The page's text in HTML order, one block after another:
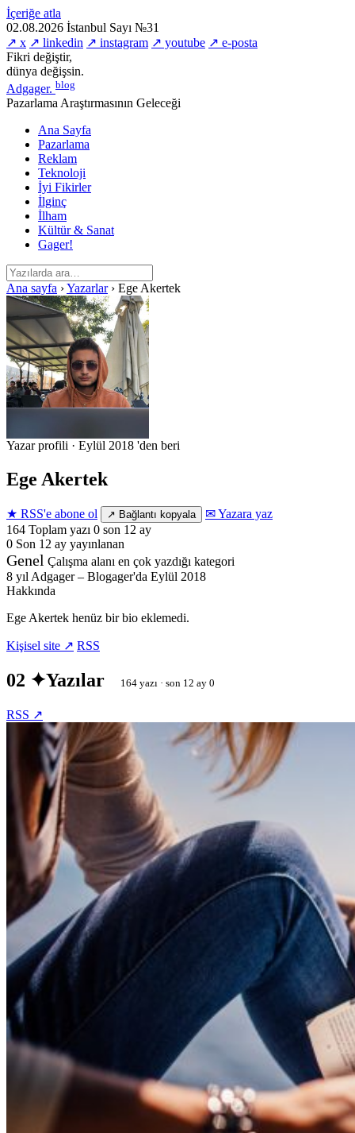
İçeriğe atla
02.08.2026 İstanbul Sayı №31
↗ x ↗ linkedin ↗ instagram ↗ youtube ↗ e-posta
Fikri değiştir,
dünya değişsin.
Adgager. blog
Pazarlama Araştırmasının Geleceği
Ana Sayfa
Pazarlama
Reklam
Teknoloji
İyi Fikirler
İlginç
İlham
Kültür & Sanat
Gager!
Ana sayfa ›Yazarlar › Ege Akertek
Yazar profili · Eylül 2018 'den beri
Ege Akertek
★ RSS'e abone ol ↗ Bağlantı kopyala
✉ Yazara yaz
164 Toplam yazı 0 son 12 ay
0 Son 12 ay yayınlanan
Genel Çalışma alanı en çok yazdığı kategori
8 yıl Adgager – Blogager'da Eylül 2018
Hakkında
Ege Akertek henüz bir bio eklemedi.
Kişisel site ↗ RSS
02 ✦Yazılar 164 yazı · son 12 ay 0
RSS ↗